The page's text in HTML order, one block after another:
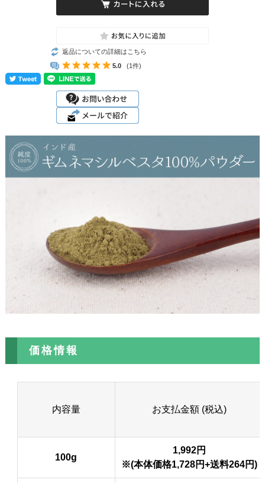
返品についての詳細はこちら
5.0
(1件)
価格情報
内容量 お支払金額 (税込)
100g
1,992円
※(本体価格1,728円+送料264円)